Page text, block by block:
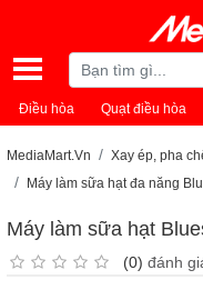
Điều hòa Quạt điều hòa
MediaMart.Vn Xay ép, pha
Máy làm sữa hạt đa năng
Máy làm sữa hạt
(0) đánh